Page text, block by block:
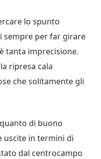
lo spunto
sempre per far girare
tanta imprecisione.
ripresa cala
che solitamente gli
di buono
uscite in termini di
dal centrocampo